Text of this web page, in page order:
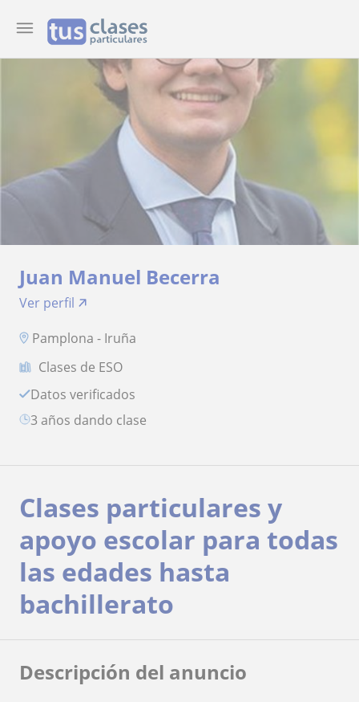
Juan Manuel Becerra
Ver perfil
Pamplona - Iruña
Clases de ESO
Datos verificados
3 años dando clase
Clases particulares y
apoyo escolar para todas
las edades hasta
bachillerato
Descripción del anuncio